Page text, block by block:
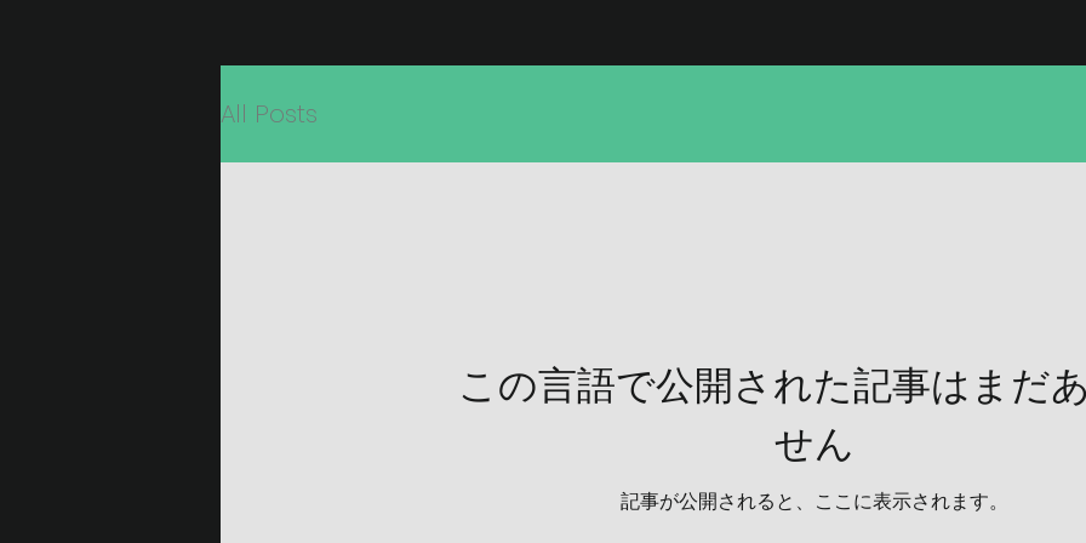
All Posts
この言語で公開された記事はまだ
せん
記事が公開されると、ここに表示されます。